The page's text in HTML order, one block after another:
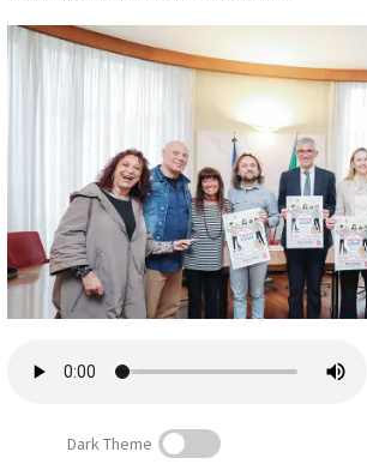
Uredništvo
Zadruga PD
Naročnine
Dark Theme